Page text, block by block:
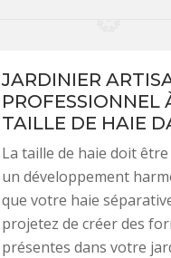
JARDINIER
PROFESSIONNEL
TAILLE DE HAIE
La taille de haie doit
un développement
que votre haie
projetez de créer des
présentes dans votre